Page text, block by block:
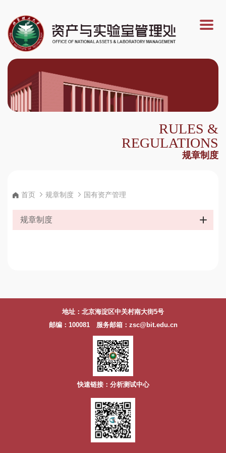
RULES &
REGULATIONS
规章制度
首页 规章制度 国有资产管理
规章制度
地址：北京海淀区中关村南大街5号
邮编：100081 服务邮箱：zsc@bit.edu.cn
快速链接：分析测试中心